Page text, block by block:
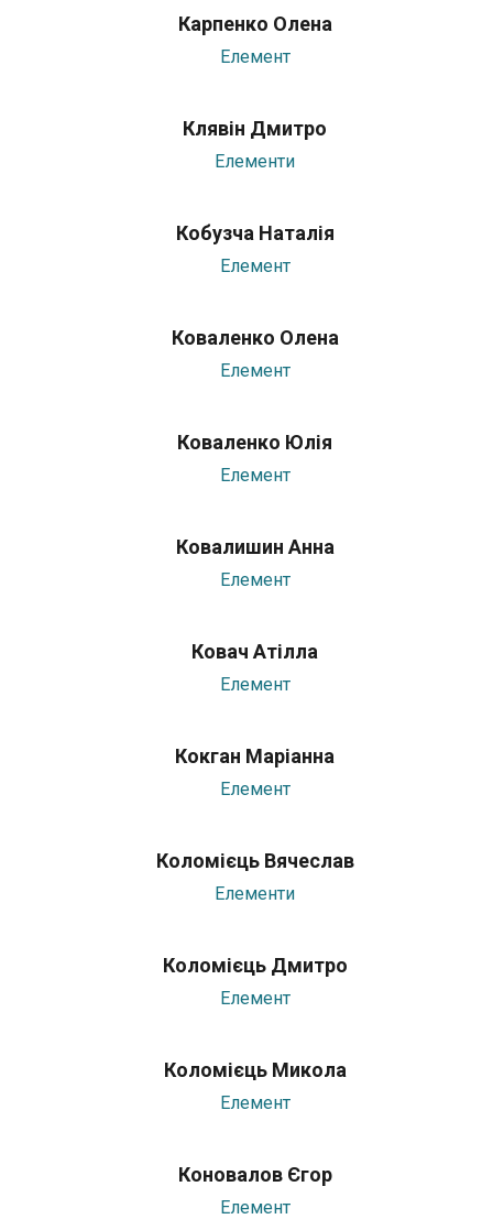
Карпенко Олена
Елемент
Клявін Дмитро
Елементи
Кобyзча Наталія
Елемент
Коваленко Олена
Елемент
Коваленко Юлія
Елемент
Ковалишин Анна
Елемент
Ковач Атілла
Елемент
Кокган Маріанна
Елемент
Коломієць Вячеслав
Елементи
Коломієць Дмитро
Елемент
Коломієць Микола
Елемент
Коновалов Єгор
Елемент